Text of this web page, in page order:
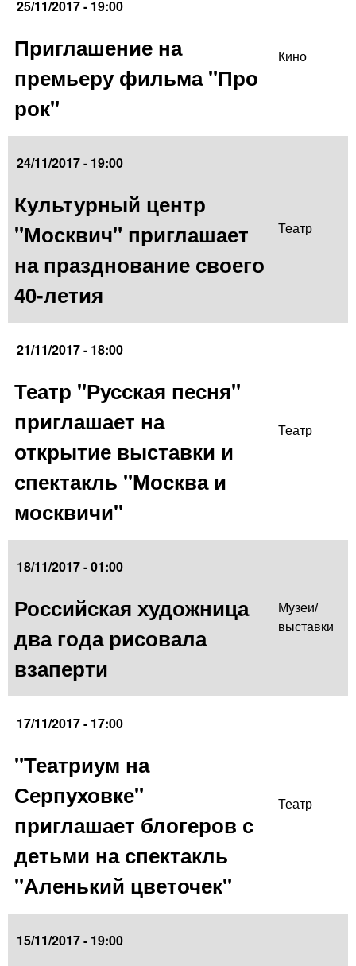
25/11/2017 - 19:00
Приглашение на
премьеру фильма "Про
рок"
Кино
24/11/2017 - 19:00
Культурный центр
"Москвич" приглашает
на празднование своего
40-летия
Театр
21/11/2017 - 18:00
Театр "Русская песня"
приглашает на
открытие выставки и
спектакль "Москва и
москвичи"
Театр
18/11/2017 - 01:00
Российская художница
два года рисовала
взаперти
Музеи/
выставки
17/11/2017 - 17:00
"Театриум на
Серпуховке"
приглашает блогеров с
детьми на спектакль
"Аленький цветочек"
Театр
15/11/2017 - 19:00